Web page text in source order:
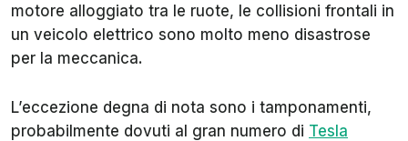
motore alloggiato tra le ruote, le collisioni frontali in
un veicolo elettrico sono molto meno disastrose
per la meccanica.
L’eccezione degna di nota sono i tamponamenti,
probabilmente dovuti al gran numero di Tesla